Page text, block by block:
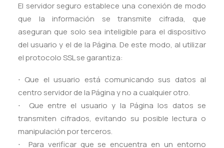
El servidor seguro establece una conexión de modo
que la información se transmite cifrada, que
aseguran que solo sea inteligible para el dispositivo
del usuario y el de la Página. De este modo, al utilizar
el protocolo SSL se garantiza:
⋅ Que el usuario está comunicando sus datos al
centro servidor de la Página y no a cualquier otro.
⋅ Que entre el usuario y la Página los datos se
transmiten cifrados, evitando su posible lectura o
manipulación por terceros.
⋅ Para verificar que se encuentra en un entorno